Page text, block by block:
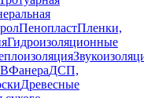
ПенопластПленки,
Гидроизоляционные
ФанераДСП,
Древесные